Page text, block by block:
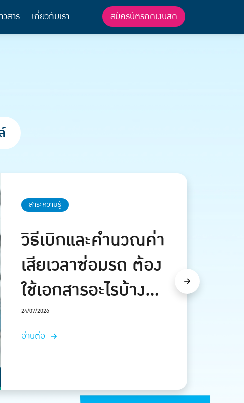
วสาร เกี่ยวกับเรา สมัครบัตรกดเงินสด
ทิปส์ }
ผ่อนกล้องถ่ายรูป ไม่
ใช้บัตรเครดิต เลือก
ผ่อนแบบไหนคุ้ม
23/07/2026
อ่านต่อ
Next